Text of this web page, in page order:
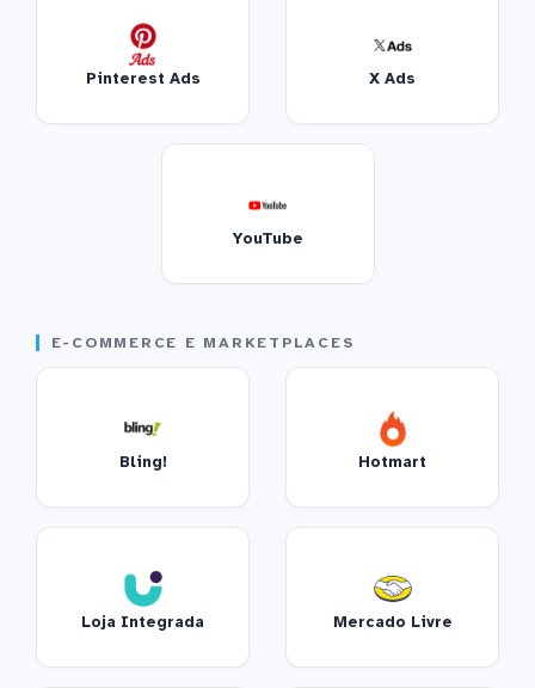
Pinterest Ads X Ads
YouTube
E-COMMERCE E MARKETPLACES
Bling! Hotmart
Loja Integrada Mercado Livre